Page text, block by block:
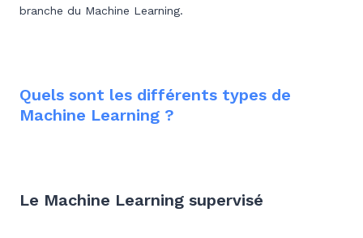
branche du Machine Learning.
Quels sont les différents types de
Machine Learning ?
Le Machine Learning supervisé